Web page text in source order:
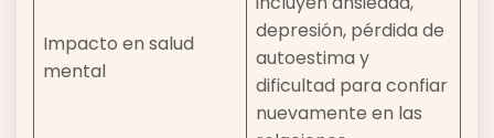
Impacto en salud
mental
depresión, pérdida de
autoestima y
dificultad para confiar
nuevamente en las